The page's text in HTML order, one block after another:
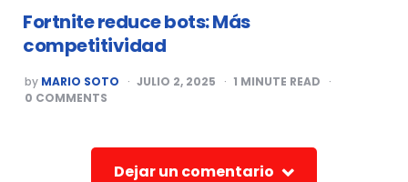
Fortnite reduce bots: Más
competitividad
POSTED
BY
by MARIO SOTO JULIO 2, 2025 1 MINUTE READ
0 COMMENTS
Dejar un comentario